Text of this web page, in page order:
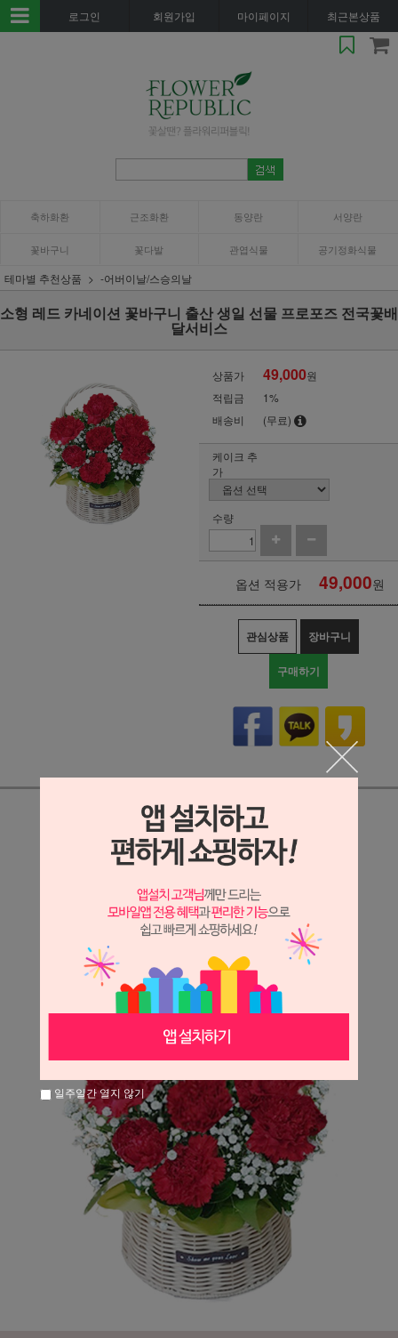
로그인 회원가입 마이페이지 최근본상품
축하화환 근조화환 동양란 서양란
꽃바구니 꽃다발 관엽식물 공기정화식물
테마별 추천상품 -어버이날/스승의날
소형 레드 카네이션 꽃바구니 출산 생일 선물 프로포즈 전국꽃배
달서비스
상품가 49,000원
적립금
1%
배송비
(무료)
케이크 추
가
수량
옵션 적용가 49,000원
관심상품 장바구니
구매하기
상세정보 새창 열기
상세 정보를 확대해 보실 수 있습니다.
일주일간 열지 않기